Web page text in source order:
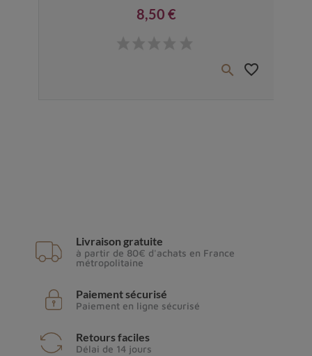
8,50 €
 favorite_border
Livraison gratuite
à partir de 80€ d'achats en France
métropolitaine
Paiement sécurisé
Paiement en ligne sécurisé
Retours faciles
Délai de 14 jours